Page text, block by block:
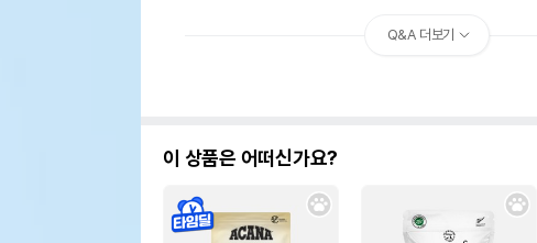
Q&A 더보기
이 상품은 어떠신가요?